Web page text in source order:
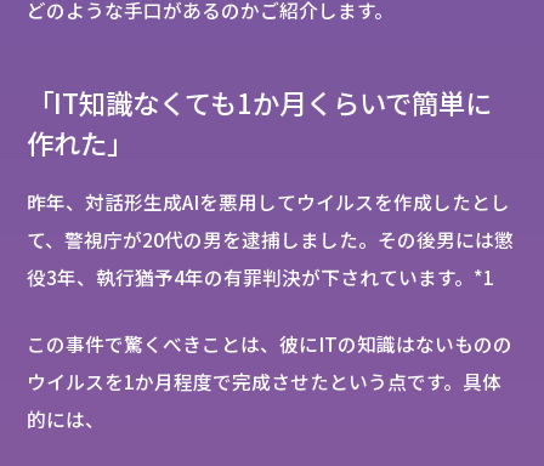
どのような手口があるのかご紹介します。
「IT知識なくても1か月くらいで簡単に
作れた」
昨年、対話形生成AIを悪用してウイルスを作成したとし
て、警視庁が20代の男を逮捕しました。その後男には懲
役3年、執行猶予4年の有罪判決が下されています。*1
この事件で驚くべきことは、彼にITの知識はないものの
ウイルスを1か月程度で完成させたという点です。具体
的には、